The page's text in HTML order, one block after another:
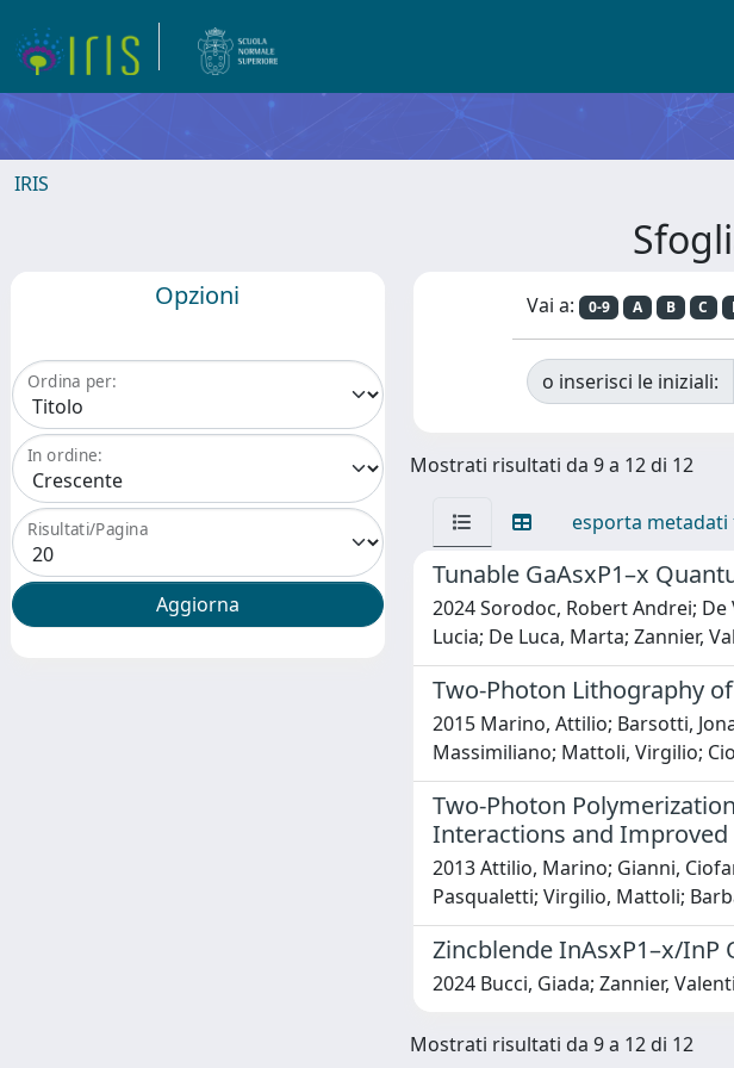
IRIS
Opzioni
Ordina per:
In ordine:
Risultati/Pagina
Vai a: 0-9 A B C
o inserisci le iniziali:
Mostrati risultati da 9 a 12 di 12
esporta metadati
Tunable GaAsxP1–x
2024 Sorodoc, Robert Andrei;
Lucia; De Luca, Marta; Zannier,
Two-Photon Lithography
2015 Marino, Attilio; Barsotti,
Massimiliano; Mattoli, Virgilio;
Two-Photon
Interactions and
2013 Attilio, Marino; Gianni,
Pasqualetti; Virgilio, Mattoli;
Zincblende InAsxP1–x/
2024 Bucci, Giada; Zannier,
Mostrati risultati da 9 a 12 di 12